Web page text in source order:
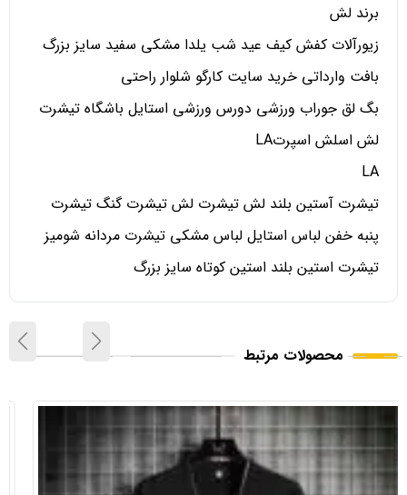
برند لش
زیورآلات کفش کیف عید شب یلدا مشکی سفید سایز بزرگ
بافت وارداتی خرید سایت کارگو شلوار راحتی
بگ لق جوراب ورزشی دورس ورزشی استایل باشگاه تیشرت
لش اسلش اسپرتLA
LA
تیشرت آستین بلند لش تیشرت لش تیشرت گنگ تیشرت
پنبه خفن لباس استایل لباس مشکی تیشرت مردانه شومیز
تیشرت استین بلند استین کوتاه سایز بزرگ
محصولات مرتبط